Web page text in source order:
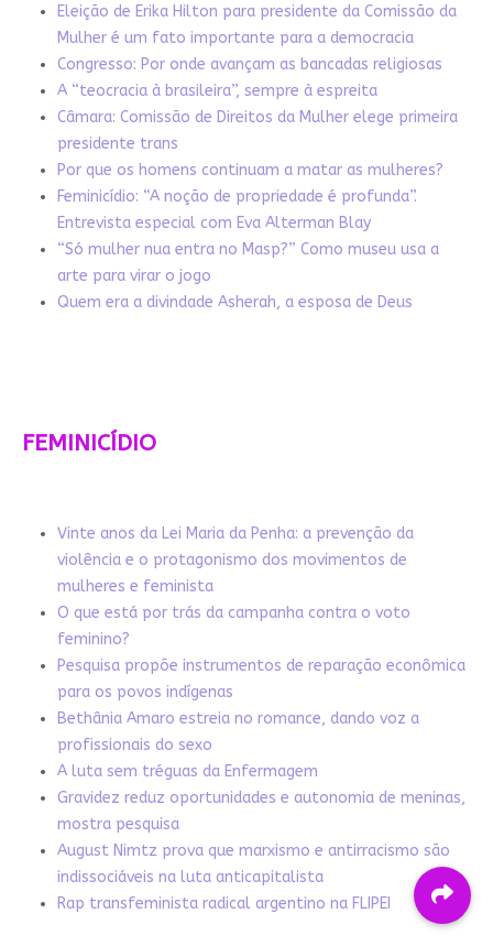
Eleição de Erika Hilton para presidente da Comissão da
Mulher é um fato importante para a democracia
Congresso: Por onde avançam as bancadas religiosas
A “teocracia à brasileira”, sempre à espreita
Câmara: Comissão de Direitos da Mulher elege primeira
presidente trans
Por que os homens continuam a matar as mulheres?
Feminicídio: “A noção de propriedade é profunda”.
Entrevista especial com Eva Alterman Blay
“Só mulher nua entra no Masp?” Como museu usa a
arte para virar o jogo
Quem era a divindade Asherah, a esposa de Deus
FEMINICÍDIO
Vinte anos da Lei Maria da Penha: a prevenção da
violência e o protagonismo dos movimentos de
mulheres e feminista
O que está por trás da campanha contra o voto
feminino?
Pesquisa propõe instrumentos de reparação econômica
para os povos indígenas
Bethânia Amaro estreia no romance, dando voz a
profissionais do sexo
A luta sem tréguas da Enfermagem
Gravidez reduz oportunidades e autonomia de meninas,
mostra pesquisa
August Nimtz prova que marxismo e antirracismo são
indissociáveis na luta anticapitalista
Rap transfeminista radical argentino na FLIPEI